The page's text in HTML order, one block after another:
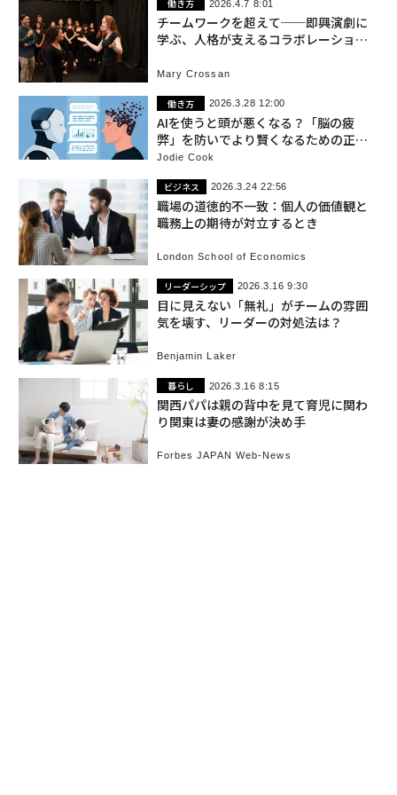
働き方 2026.4.7 8:01
チームワークを超えて──即興演劇に
学ぶ、人格が支えるコラボレーション
Mary Crossan
働き方 2026.3.28 12:00
AIを使うと頭が悪くなる？「脳の疲
弊」を防いでより賢くなるための正し
い付き合い方
Jodie Cook
ビジネス 2026.3.24 22:56
職場の道徳的不一致：個人の価値観と
職務上の期待が対立するとき
London School of Economics
リーダーシップ 2026.3.16 9:30
目に見えない「無礼」がチームの雰囲
気を壊す、リーダーの対処法は？
Benjamin Laker
暮らし 2026.3.16 8:15
関西パパは親の背中を見て育児に関わ
り関東は妻の感謝が決め手
Forbes JAPAN Web-News